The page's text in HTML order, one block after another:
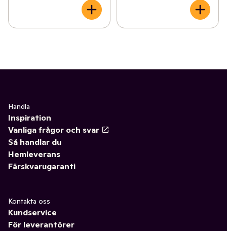
Handla
Inspiration
Vanliga frågor och svar
Så handlar du
Hemleverans
Färskvarugaranti
Kontakta oss
Kundservice
För leverantörer